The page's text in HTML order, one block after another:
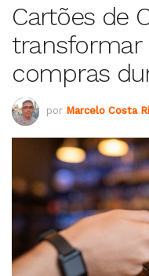
Cartões de
transformar
compras
por Marcelo Costa